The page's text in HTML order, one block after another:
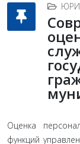
Оценка
функций